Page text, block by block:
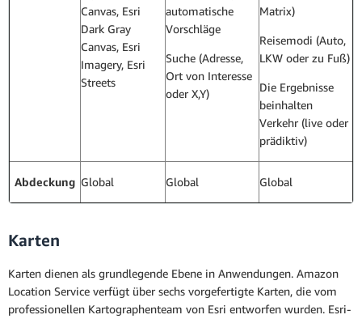
Canvas, Esri
Dark Gray
Canvas, Esri
Imagery, Esri
Streets
automatische
Vorschläge
Suche (Adresse,
Ort von Interesse
oder X,Y)
Matrix)
Reisemodi (Auto,
LKW oder zu Fuß)
Die Ergebnisse
beinhalten
Verkehr (live oder
prädiktiv)
Abdeckung Global Global Global
Karten
Karten dienen als grundlegende Ebene in Anwendungen. Amazon
Location Service verfügt über sechs vorgefertigte Karten, die vom
professionellen Kartographenteam von Esri entworfen wurden. Esri-